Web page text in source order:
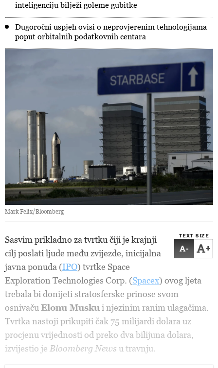
inteligenciju bilježi goleme gubitke
Dugoročni uspjeh ovisi o neprovjerenim tehnologijama
poput orbitalnih podatkovnih centara
Mark Felix/Bloomberg
TEXT SIZE
- +
Sasvim prikladno za tvrtku čiji je krajnji
cilj poslati ljude među zvijezde, inicijalna
javna ponuda (IPO) tvrtke Space
Exploration Technologies Corp. (Spacex) ovog ljeta
trebala bi donijeti stratosferske prinose svom
osnivaču Elonu Musku i njezinim ranim ulagačima.
Tvrtka nastoji prikupiti čak 75 milijardi dolara uz
procjenu vrijednosti od preko dva bilijuna dolara,
izvijestio je Bloomberg News u travnju.